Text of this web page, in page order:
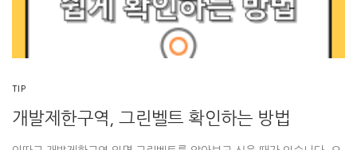
TIP
개발제한구역, 그린벨트 확인하는 방법